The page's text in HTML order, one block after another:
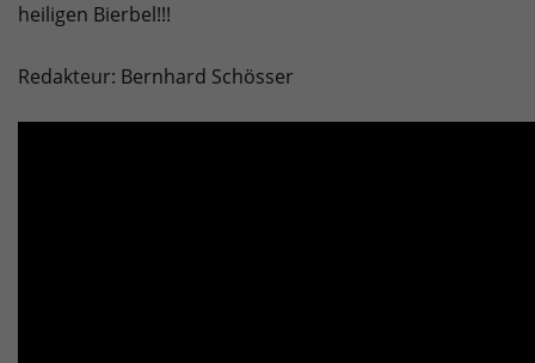
heiligen Bierbel!!!
Redakteur: Bernhard Schösser